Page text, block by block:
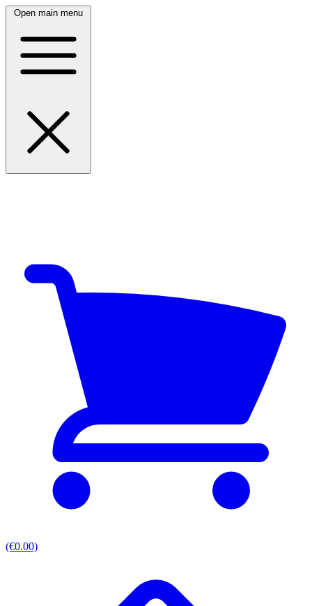
Open main menu
(€0.00)